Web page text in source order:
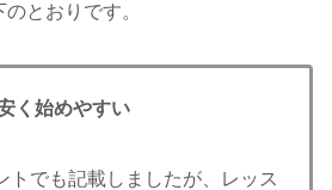
とおりです。
く始めやすい
トでも記載しましたが、レッス